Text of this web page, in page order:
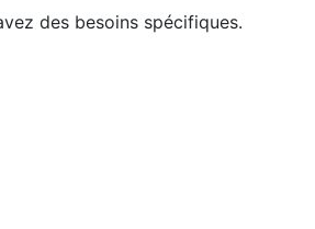
des besoins spécifiques.